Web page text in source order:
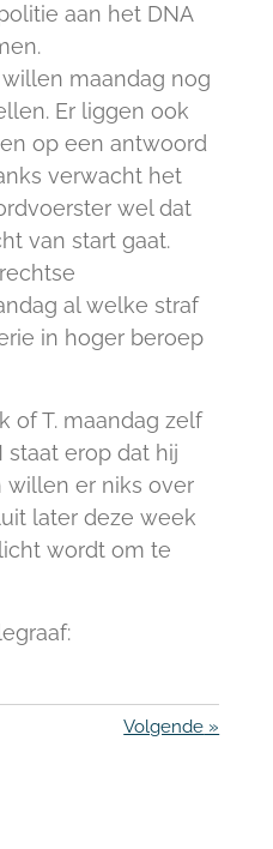
aan het DNA
maandag nog
Er liggen ook
op een antwoord
verwacht het
wel dat
van start gaat.
al welke straf
in hoger beroep
of T. maandag zelf
staat erop dat hij
willen er niks over
later deze week
wordt om te
Volgende »